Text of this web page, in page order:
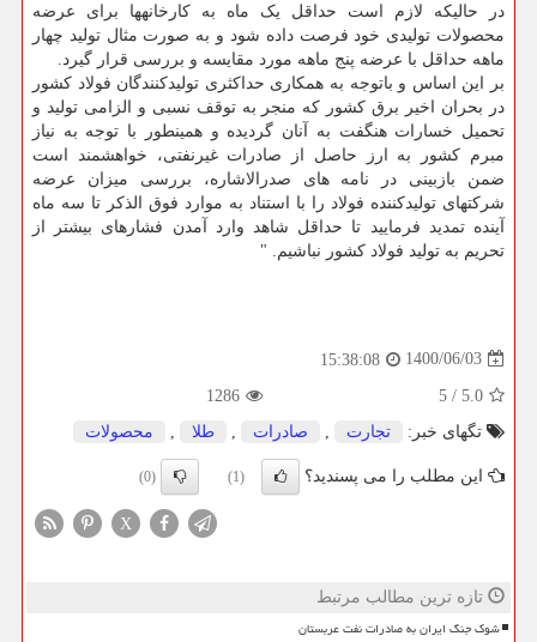
در حالیکه لازم است حداقل یک ماه به کارخانهها برای عرضه
محصولات تولیدی خود فرصت داده شود و به صورت مثال تولید چهار
ماهه حداقل با عرضه پنج ماهه مورد مقایسه و بررسی قرار گیرد.
بر این اساس و باتوجه به همکاری حداکثری تولیدکنندگان فولاد کشور
در بحران اخیر برق کشور که منجر به توقف نسبی و الزامی تولید و
تحمیل خسارات هنگفت به آنان گردیده و همینطور با توجه به نیاز
مبرم کشور به ارز حاصل از صادرات غیرنفتی، خواهشمند است
ضمن بازبینی در نامه های صدرالاشاره، بررسی میزان عرضه
شرکتهای تولیدکننده فولاد را با استناد به موارد فوق الذکر تا سه ماه
آینده تمدید فرمایید تا حداقل شاهد وارد آمدن فشارهای بیشتر از
تحریم به تولید فولاد کشور نباشیم. "
1400/06/03
15:38:08
5.0
/
5
1286
تگهای خبر:
تجارت صادرات طلا محصولات
این مطلب را می پسندید؟ (1)
(0)
X
تازه ترین مطالب مرتبط
شوک جنگ ایران به صادرات نفت عربستان